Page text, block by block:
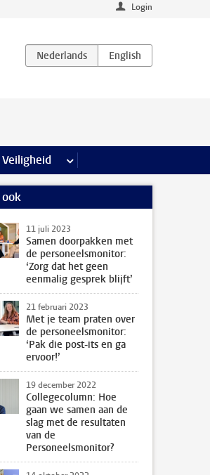
Login
Communicatie & Marketing pagina’s
Veiligheid meer Veiligheid pagina’s
ook
11 juli 2023
Samen doorpakken met
de personeelsmonitor:
‘Zorg dat het geen
eenmalig gesprek blijft’
21 februari 2023
Met je team praten over
de personeelsmonitor:
‘Pak die post-its en ga
ervoor!’
19 december 2022
Collegecolumn: Hoe
gaan we samen aan de
slag met de resultaten
van de
Personeelsmonitor?